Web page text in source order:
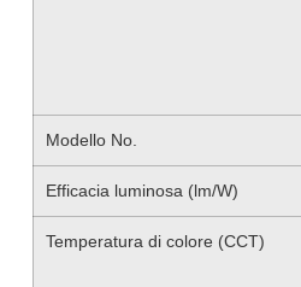
Modello No.
Efficacia luminosa (lm/W)
Temperatura di colore (CCT)